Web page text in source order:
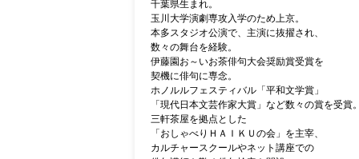
千葉県生まれ。
玉川大学演劇専攻入学のため上京。
本多スタジオ公演で、主演に抜擢され、
数々の舞台を経験。
伊藤園お～いお茶俳句大会奨励賞受賞を
契機に俳句に専念。
ホノルルフェスティバル「平和文学賞」
「現代日本文芸作家大賞」など数々の賞を受賞
三軒茶屋を拠点とした
「おしゃべりＨＡＩＫＵの会」を主宰、
カルチャースクールやネット講座での